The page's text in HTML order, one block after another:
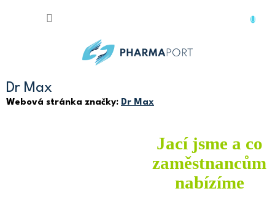
Dr Max
Webová stránka značky: Dr Max
Jací jsme a co
zaměstnancům
nabízíme